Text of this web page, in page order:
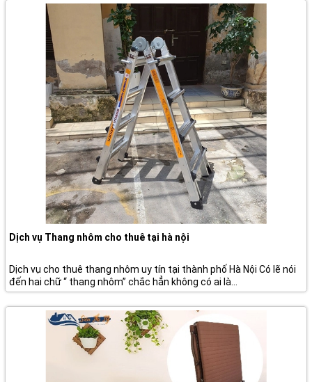
Dịch vụ Thang nhôm cho thuê tại hà nội
Dịch vụ cho thuê thang nhôm uy tín tại thành phố Hà Nội Có lẽ nói
đến hai chữ “ thang nhôm” chắc hẳn không có ai là...